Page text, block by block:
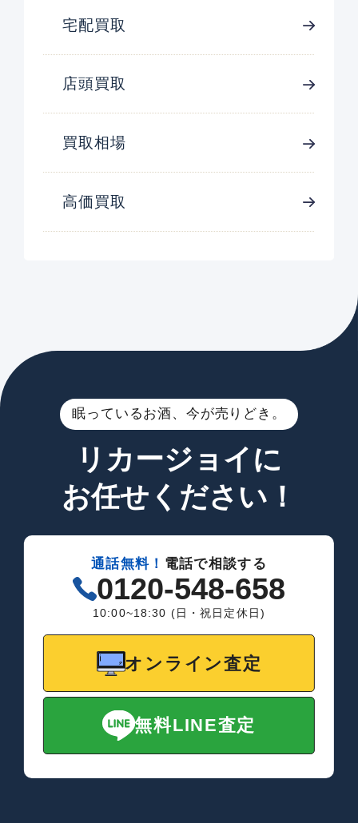
宅配買取
店頭買取
買取相場
高価買取
眠っているお酒、今が売りどき。
リカージョイに
お任せください！
通話無料！ 電話で相談する
0120-548-658
10:00~18:30 (日・祝日定休日)
オンライン査定
無料LINE査定